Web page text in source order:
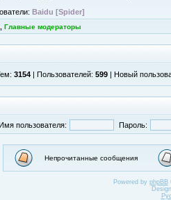
Baidu [Spider]
Главные модераторы
3154 | Пользователей: 599 | Новый
Имя пользователя: Пароль:
Непрочитанные сообщения
Powered by phpBB